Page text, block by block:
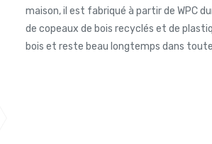
maison, il est fabriqué à partir de WPC
de copeaux de bois recyclés et de
bois et reste beau longtemps dans